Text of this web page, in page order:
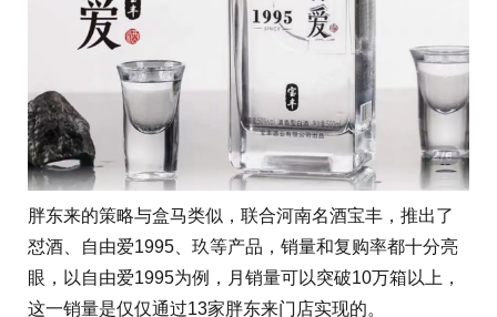
胖东来的策略与盒马类似，联合河南名酒宝丰，推出了
怼酒、自由爱1995、玖等产品，销量和复购率都十分亮
眼，以自由爱1995为例，月销量可以突破10万箱以上，
这一销量是仅仅通过13家胖东来门店实现的。